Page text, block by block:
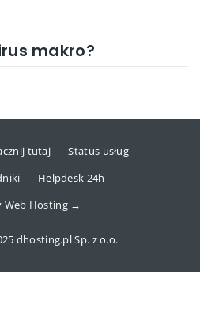
makro?
tutaj
Status usług
Helpdesk 24h
Web Hosting →
dhosting.pl Sp. z o.o.